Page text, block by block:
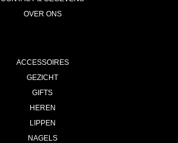
OVER ONS
ACCESSOIRES
GEZICHT
GIFTS
HEREN
LIPPEN
NAGELS